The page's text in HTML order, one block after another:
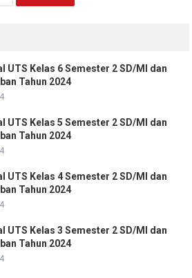
UTS Kelas 6 Semester 2 SD/MI dan
Tahun 2024
UTS Kelas 5 Semester 2 SD/MI dan
Tahun 2024
UTS Kelas 4 Semester 2 SD/MI dan
Tahun 2024
UTS Kelas 3 Semester 2 SD/MI dan
Tahun 2024